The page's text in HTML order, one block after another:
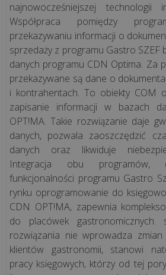
najnowocześniejszej technologii
Współpraca pomiędzy
przekazywaniu informacji o
sprzedaży z programu Gastro SZEF
danych programu CDN Optima. Za
przekazywane są dane o
i kontrahentach. To obiekty COM
zapisanie informacji w bazach
OPT!MA. Takie rozwiązanie daje
danych, pozwala zaoszczędzić
danych oraz likwiduje
Integracja obu programów,
funkcjonalności programu Gastro
rynku oprogramowanie do
CDN OPT!MA, zapewnia
do placówek gastronomicznych.
rozwiązania nie wprowadza zmian
klientów gastronomii, stanowi
pracy księgowych, którzy od tej